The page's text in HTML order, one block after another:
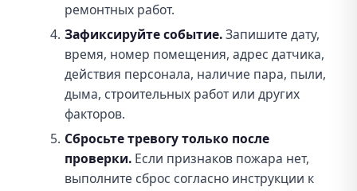
ремонтных работ.
Зафиксируйте событие.Запишите дату,
время, номер помещения, адрес датчика,
действия персонала, наличие пара, пыли,
дыма, строительных работ или других
факторов.
Сбросьте тревогу только после
проверки.Если признаков пожара нет,
выполните сброс согласно инструкции к